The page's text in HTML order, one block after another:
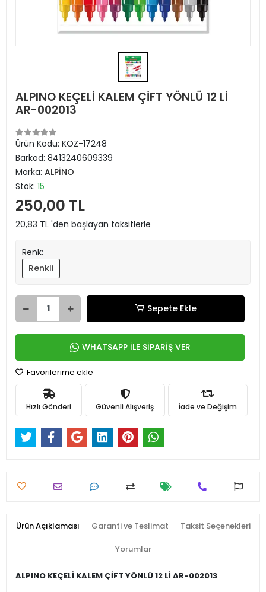
ALPINO KEÇELİ KALEM ÇİFT YÖNLÜ 12 Lİ
AR-002013
Ürün Kodu: KOZ-17248
Barkod: 8413240609339
Marka: ALPİNO
Stok: 15
250,00 TL
20,83 TL 'den başlayan taksitlerle
Renk:
Renkli
Sepete Ekle
WHATSAPP İLE SİPARİŞ VER
Favorilerime ekle
Hızlı Gönderi Güvenli Alışveriş İade ve Değişim
Ürün Açıklaması Garanti ve Teslimat Taksit Seçenekleri
Yorumlar
ALPINO KEÇELİ KALEM ÇİFT YÖNLÜ 12 Lİ AR-002013